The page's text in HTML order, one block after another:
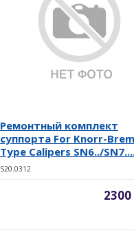
Ремонтный комплект
суппорта For Knorr-
Type Calipers SN6../
S20.0312